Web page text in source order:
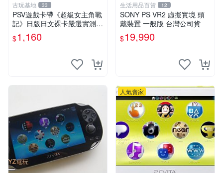
古玩基地 33
PSV遊戲卡帶《超級女主角戰
記》日版日文裸卡嚴選實測正
常索尼專用 超級女主角戰記
PSV 日版 裸卡
$1,160
生活用品百貨 12
SONY PS VR2 虛擬實境 頭
戴裝置 一般版 台灣公司貨
$19,990
人氣賣家